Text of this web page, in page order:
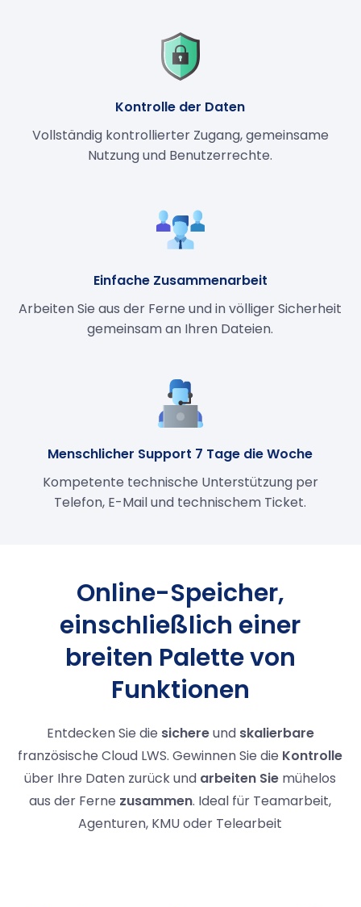
Kontrolle der Daten
Vollständig kontrollierter Zugang, gemeinsame
Nutzung und Benutzerrechte.
Einfache Zusammenarbeit
Arbeiten Sie aus der Ferne und in völliger Sicherheit
gemeinsam an Ihren Dateien.
Menschlicher Support 7 Tage die Woche
Kompetente technische Unterstützung per
Telefon, E-Mail und technischem Ticket.
Online-Speicher,
einschließlich einer
breiten Palette von
Funktionen
Entdecken Sie die sichereund skalierbare
französische Cloud LWS. Gewinnen Sie die Kontrolle
über Ihre Daten zurück und arbeiten Sie mühelos
aus der Ferne zusammen. Ideal für Teamarbeit,
Agenturen, KMU oder Telearbeit